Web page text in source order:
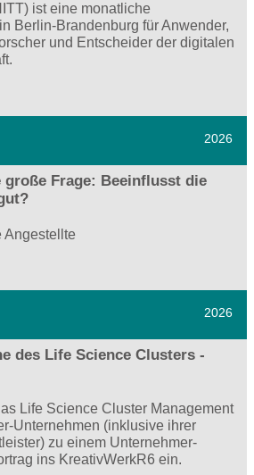
ist eine monatliche
Berlin-Brandenburg für Anwender,
und Entscheider der digitalen
2026
große Frage: Beeinflusst die
Angestellte
2026
des Life Science Clusters -
Life Science Cluster Management
Unternehmen (inklusive ihrer
zu einem Unternehmer-
ins KreativWerkR6 ein.